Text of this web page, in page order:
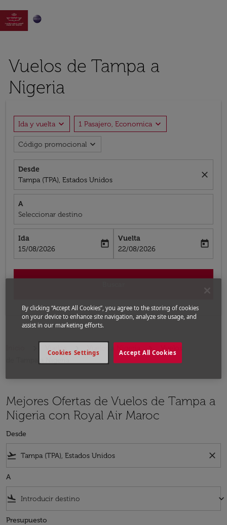

Vuelos de Tampa a
Nigeria
Ida y vuelta expand_more 1 Pasajero, Economica expand_more
Código promocional expand_more
Desde
Tampa (TPA), Estados Unidos
close
A
Seleccionar destino
Ida
fc-booking-departure-date-aria-label
15/08/2026
today
Vuelta
fc-booking-return-date-aria-label
22/08/2026
today
Vuelos Vuelos a Nigeria
Vuelos
Mejores Ofertas de Vuelos de Tampa a
Nigeria con Royal Air Maroc
Desde
flight_takeoff close
A
flight_land keyboard_arrow_down
Presupuesto
By clicking “Accept All Cookies”, you agree to the storing of cookies
on your device to enhance site navigation, analyze site usage, and
assist in our marketing efforts.
Accept All Cookies
Cookies Settings